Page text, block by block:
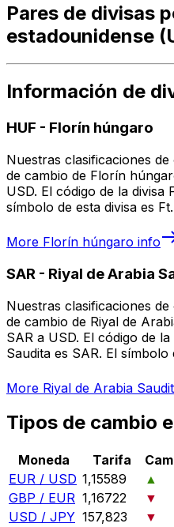
Pares de divisas
estadounidense
Información de
HUF - Florín húngaro
Nuestras clasificaciones
de cambio de Florín
USD. El código de la divisa
símbolo de esta divisa es Ft.
More Florín húngaro info
SAR - Riyal de Arabia
Nuestras clasificaciones
de cambio de Riyal de
SAR a USD. El código de
More Riyal de Arabia
Tipos de cambio
Moneda Tarifa
EUR / USD 1,15589
▲
GBP / EUR 1,16722
▼
USD / JPY 157,823
▼